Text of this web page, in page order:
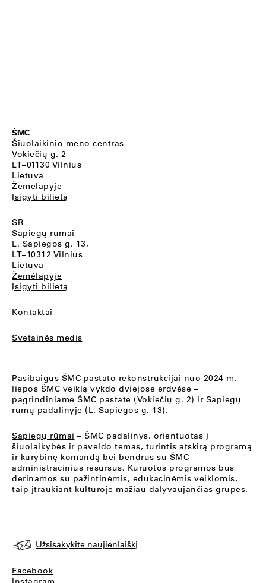
ŠMC
Šiuolaikinio meno centras
Vokiečių g. 2
LT–01130 Vilnius
Lietuva
Žemėlapyje
Įsigyti bilietą
SR
Sapiegų rūmai
L. Sapiegos g. 13,
LT–10312 Vilnius
Lietuva
Žemėlapyje
Įsigyti bilietą
Kontaktai
Svetainės medis
Pasibaigus ŠMC pastato rekonstrukcijai nuo 2024 m.
liepos ŠMC veiklą vykdo dviejose erdvėse –
pagrindiniame ŠMC pastate (Vokiečių g. 2) ir Sapiegų
rūmų padalinyje (L. Sapiegos g. 13).
Sapiegų rūmai – ŠMC padalinys, orientuotas į
šiuolaikybės ir paveldo temas, turintis atskirą programą
ir kūrybinę komandą bei bendrus su ŠMC
administracinius resursus. Kuruotos programos bus
derinamos su pažintinėmis, edukacinėmis veiklomis,
taip įtraukiant kultūroje mažiau dalyvaujančias grupes.
Užsisakykite naujienlaiškį
Facebook